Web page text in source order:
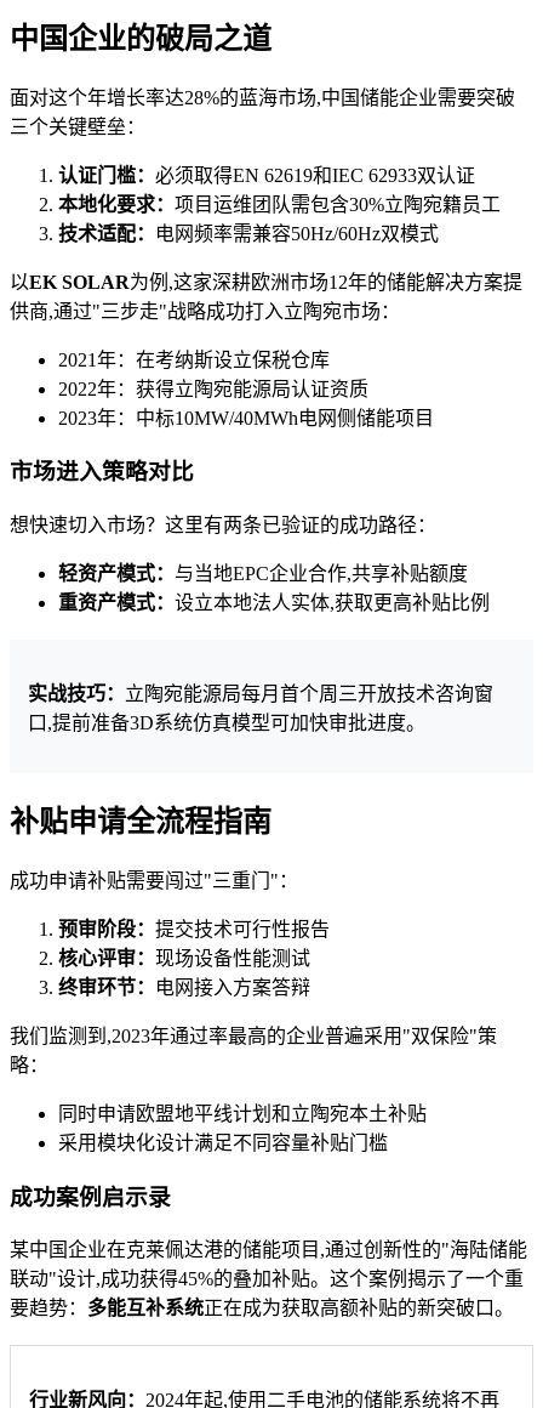
中国企业的破局之道
面对这个年增长率达28%的蓝海市场,中国储能企业需要突破
三个关键壁垒：
认证门槛： 必须取得EN 62619和IEC 62933双认证
本地化要求： 项目运维团队需包含30%立陶宛籍员工
技术适配：
电网频率需兼容50Hz/60Hz双模式
以EK SOLAR为例,这家深耕欧洲市场12年的储能解决方案提
供商,通过"三步走"战略成功打入立陶宛市场：
2021年：在考纳斯设立保税仓库
2022年：获得立陶宛能源局认证资质
2023年：中标10MW/40MWh电网侧储能项目
市场进入策略对比
想快速切入市场？这里有两条已验证的成功路径：
轻资产模式： 与当地EPC企业合作,共享补贴额度
重资产模式： 设立本地法人实体,获取更高补贴比例
实战技巧： 立陶宛能源局每月首个周三开放技术咨询窗
口,提前准备3D系统仿真模型可加快审批进度。
补贴申请全流程指南
成功申请补贴需要闯过"三重门"：
预审阶段： 提交技术可行性报告
核心评审： 现场设备性能测试
终审环节：
电网接入方案答辩
我们监测到,2023年通过率最高的企业普遍采用"双保险"策
略：
同时申请欧盟地平线计划和立陶宛本土补贴
采用模块化设计满足不同容量补贴门槛
成功案例启示录
某中国企业在克莱佩达港的储能项目,通过创新性的"海陆储能
联动"设计,成功获得45%的叠加补贴。这个案例揭示了一个重
要趋势： 多能互补系统正在成为获取高额补贴的新突破口。
行业新风向： 2024年起,使用二手电池的储能系统将不再